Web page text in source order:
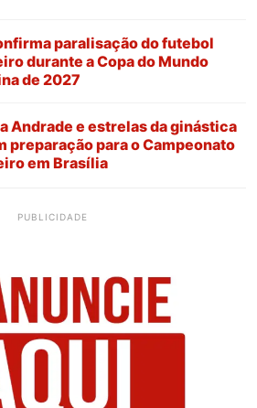
paralisação do futebol
durante a Copa do Mundo
de 2027
Andrade e estrelas da ginástica
preparação para o Campeonato
em Brasília
PUBLICIDADE